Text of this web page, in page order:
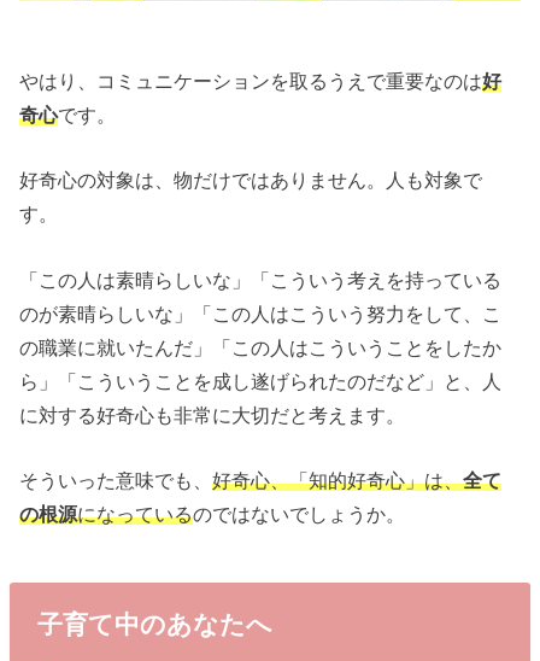
やはり、コミュニケーションを取るうえで重要なのは好
奇心です。
好奇心の対象は、物だけではありません。人も対象で
す。
「この人は素晴らしいな」「こういう考えを持っている
のが素晴らしいな」「この人はこういう努力をして、こ
の職業に就いたんだ」「この人はこういうことをしたか
ら」「こういうことを成し遂げられたのだなど」と、人
に対する好奇心も非常に大切だと考えます。
そういった意味でも、好奇心、「知的好奇心」は、全て
の根源になっているのではないでしょうか。
子育て中のあなたへ